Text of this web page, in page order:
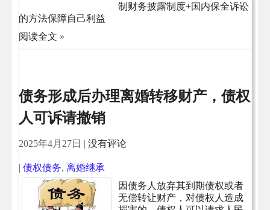
制财务披露制度+国内保全诉讼
的方法保障自己利益
阅读全文 »
债务形成后办理离婚转移财产，债权
人可诉请撤销
2025年4月27日 | 没有评论
| 债权债务, 离婚继承
因债务人放弃其到期债权或者
无偿转让财产，对债权人造成